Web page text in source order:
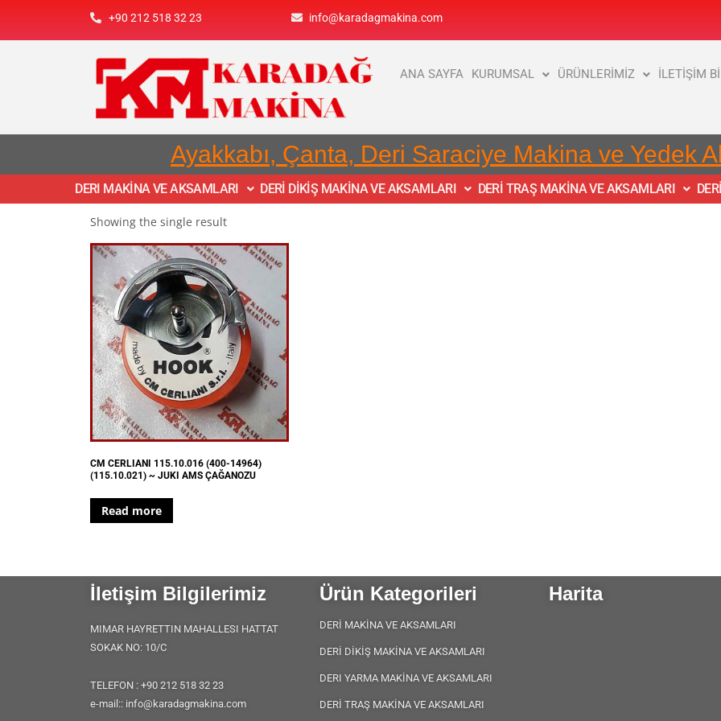
+90 212 518 32 23 info@karadagmakina.com
ANA SAYFA KURUMSAL ÜRÜNLERİMİZ İLETİŞİM
Ayakkabı, Çanta, Deri Saraciye Makina ve Yedek
DERI MAKİNA VE AKSAMLARI DERİ DİKİŞ MAKİNA VE AKSAMLARI DERİ TRAŞ MAKİNA VE AKSAMLARI
Showing the single result
CM CERLIANI 115.10.016 (400-14964)
(115.10.021) ~ JUKI AMS ÇAĞANOZU
Read more
İletişim Bilgilerimiz
MIMAR HAYRETTIN MAHALLESI HATTAT
SOKAK NO: 10/C
TELEFON : +90 212 518 32 23
e-mail:: info@karadagmakina.com
Ürün Kategorileri
DERİ MAKİNA VE AKSAMLARI
DERİ DİKİŞ MAKİNA VE AKSAMLARI
DERI YARMA MAKİNA VE AKSAMLARI
DERİ TRAŞ MAKİNA VE AKSAMLARI
Harita